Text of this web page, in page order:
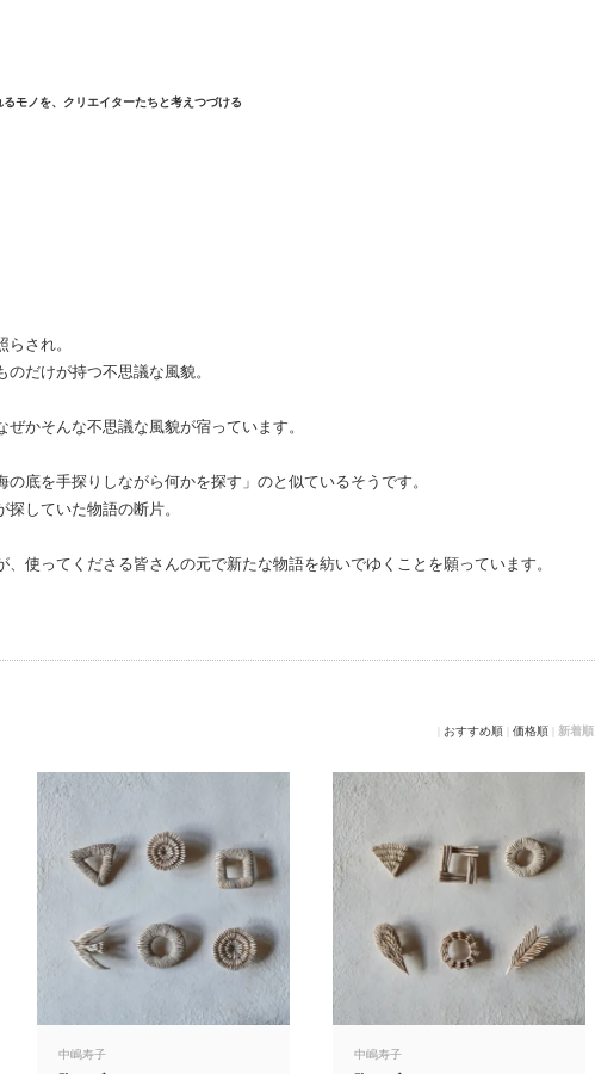
モノを、クリエイターたちと考えつづける
され。
だけが持つ不思議な風貌。
かそんな不思議な風貌が宿っています。
底を手探りしながら何かを探す」のと似ているそうです。
していた物語の断片。
使ってくださる皆さんの元で新たな物語を紡いでゆくことを願っています。
おすすめ順 価格順 新着順
中嶋寿子 中嶋寿子